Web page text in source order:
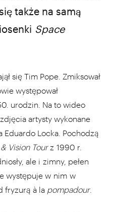
także na samą
Space
się Tim Pope. Zmiksował
występował
urodzin. Na to wideo
artysty wykonane
Locka. Pochodzą
Vision Tourz 1990 r.
ale i zimny, pełen
występuje w nim w
fryzurą à la pompadour.